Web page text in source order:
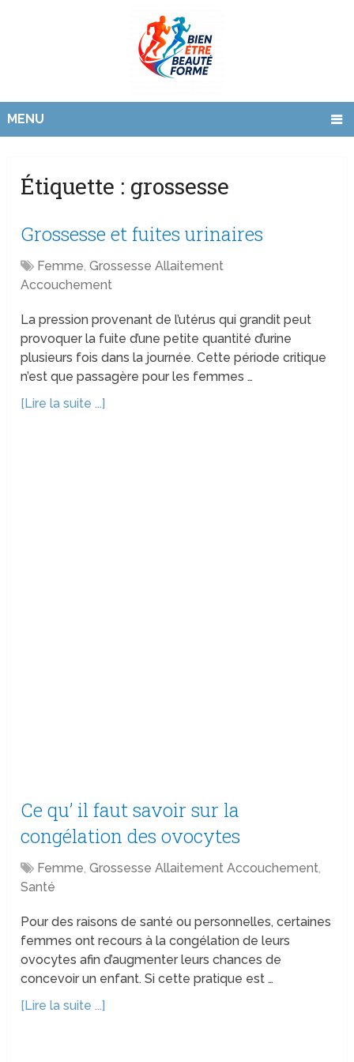
MENU
Étiquette : grossesse
Grossesse et fuites urinaires
Femme,Grossesse Allaitement
Accouchement
La pression provenant de l’utérus qui grandit peut
provoquer la fuite d’une petite quantité d’urine
plusieurs fois dans la journée. Cette période critique
n’est que passagère pour les femmes …
[Lire la suite ...]
Ce qu’ il faut savoir sur la
congélation des ovocytes
Femme,Grossesse Allaitement Accouchement,
Santé
Pour des raisons de santé ou personnelles, certaines
femmes ont recours à la congélation de leurs
ovocytes afin d’augmenter leurs chances de
concevoir un enfant. Si cette pratique est …
[Lire la suite ...]